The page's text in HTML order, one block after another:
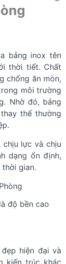
bảng inox tên
thời tiết. Chất
chống ăn mòn,
môi trường
Nhờ đó, bảng
thế thường
lực và chịu
dạng ổn định,
gian.
độ bền cao
hiện đại và
kiến trúc khác